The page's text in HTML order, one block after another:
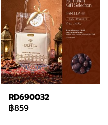
RD690032
฿859